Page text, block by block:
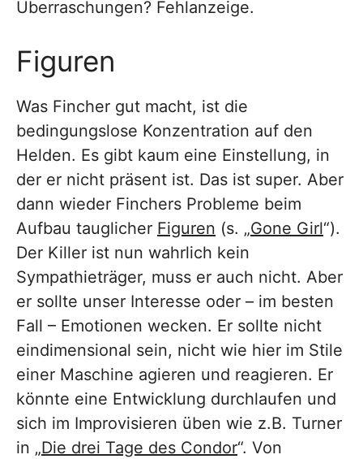
Überraschungen? Fehlanzeige.
Figuren
Was Fincher gut macht, ist die
bedingungslose Konzentration auf den
Helden. Es gibt kaum eine Einstellung, in
der er nicht präsent ist. Das ist super. Aber
dann wieder Finchers Probleme beim
Aufbau tauglicher Figuren (s. „Gone Girl“).
Der Killer ist nun wahrlich kein
Sympathieträger, muss er auch nicht. Aber
er sollte unser Interesse oder – im besten
Fall – Emotionen wecken. Er sollte nicht
eindimensional sein, nicht wie hier im Stile
einer Maschine agieren und reagieren. Er
könnte eine Entwicklung durchlaufen und
sich im Improvisieren üben wie z.B. Turner
in „Die drei Tage des Condor“. Von